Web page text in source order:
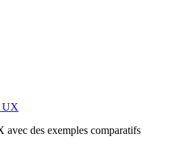
UX
des exemples comparatifs